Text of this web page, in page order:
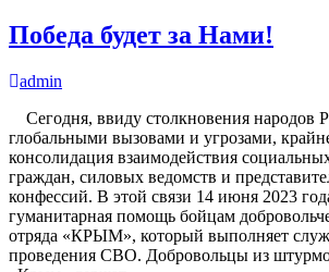
Победа будет за Нами!
admin
Сегодня, ввиду столкновения народов
глобальными вызовами и угрозами,
консолидация взаимодействия
граждан, силовых ведомств и
конфессий. В этой связи 14 июня 2023
гуманитарная помощь бойцам
отряда «КРЫМ», который выполняет
проведения СВО. Добровольцы из